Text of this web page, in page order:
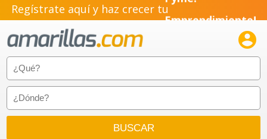
Regístrate aquí y haz crecer tuPyme!
Emprendimiento!
